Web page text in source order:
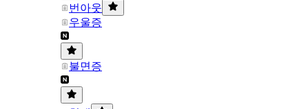
번아웃
우울증
불면증